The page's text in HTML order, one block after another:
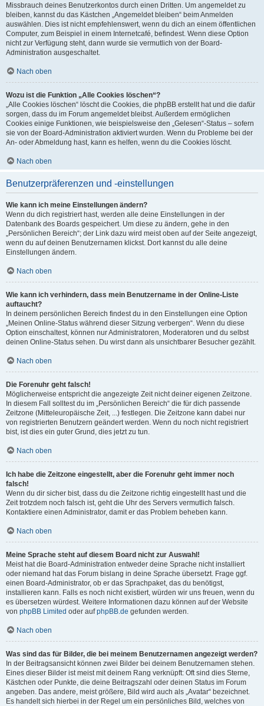
Missbrauch deines Benutzerkontos durch einen Dritten. Um angemeldet zu
bleiben, kannst du das Kästchen „Angemeldet bleiben“ beim Anmelden
auswählen. Dies ist nicht empfehlenswert, wenn du dich an einem öffentlichen
Computer, zum Beispiel in einem Internetcafé, befindest. Wenn diese Option
nicht zur Verfügung steht, dann wurde sie vermutlich von der Board-
Administration ausgeschaltet.
Nach oben
Wozu ist die Funktion „Alle Cookies löschen“?
„Alle Cookies löschen“ löscht die Cookies, die phpBB erstellt hat und die dafür
sorgen, dass du im Forum angemeldet bleibst. Außerdem ermöglichen
Cookies einige Funktionen, wie beispielsweise den „Gelesen“-Status – sofern
sie von der Board-Administration aktiviert wurden. Wenn du Probleme bei der
An- oder Abmeldung hast, kann es helfen, wenn du die Cookies löscht.
Nach oben
Benutzerpräferenzen und -einstellungen
Wie kann ich meine Einstellungen ändern?
Wenn du dich registriert hast, werden alle deine Einstellungen in der
Datenbank des Boards gespeichert. Um diese zu ändern, gehe in den
„Persönlichen Bereich“; der Link dazu wird meist oben auf der Seite angezeigt,
wenn du auf deinen Benutzernamen klickst. Dort kannst du alle deine
Einstellungen ändern.
Nach oben
Wie kann ich verhindern, dass mein Benutzername in der Online-Liste
auftaucht?
In deinem persönlichen Bereich findest du in den Einstellungen eine Option
„Meinen Online-Status während dieser Sitzung verbergen“. Wenn du diese
Option einschaltest, können nur Administratoren, Moderatoren und du selbst
deinen Online-Status sehen. Du wirst dann als unsichtbarer Besucher gezählt.
Nach oben
Die Forenuhr geht falsch!
Möglicherweise entspricht die angezeigte Zeit nicht deiner eigenen Zeitzone.
In diesem Fall solltest du im „Persönlichen Bereich“ die für dich passende
Zeitzone (Mitteleuropäische Zeit, ...) festlegen. Die Zeitzone kann dabei nur
von registrierten Benutzern geändert werden. Wenn du noch nicht registriert
bist, ist dies ein guter Grund, dies jetzt zu tun.
Nach oben
Ich habe die Zeitzone eingestellt, aber die Forenuhr geht immer noch
falsch!
Wenn du dir sicher bist, dass du die Zeitzone richtig eingestellt hast und die
Zeit trotzdem noch falsch ist, geht die Uhr des Servers vermutlich falsch.
Kontaktiere einen Administrator, damit er das Problem beheben kann.
Nach oben
Meine Sprache steht auf diesem Board nicht zur Auswahl!
Meist hat die Board-Administration entweder deine Sprache nicht installiert
oder niemand hat das Forum bislang in deine Sprache übersetzt. Frage ggf.
einen Board-Administrator, ob er das Sprachpaket, das du benötigst,
installieren kann. Falls es noch nicht existiert, würden wir uns freuen, wenn du
es übersetzen würdest. Weitere Informationen dazu können auf der Website
von phpBB Limited oder aufphpBB.de gefunden werden.
Nach oben
Was sind das für Bilder, die bei meinem Benutzernamen angezeigt werden?
In der Beitragsansicht können zwei Bilder bei deinem Benutzernamen stehen.
Eines dieser Bilder ist meist mit deinem Rang verknüpft: Oft sind dies Sterne,
Kästchen oder Punkte, die deine Beitragszahl oder deinen Status im Forum
angeben. Das andere, meist größere, Bild wird auch als „Avatar“ bezeichnet.
Es handelt sich hierbei in der Regel um ein persönliches Bild, welches von